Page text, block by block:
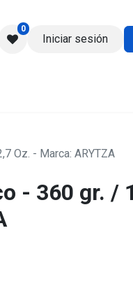
0
Iniciar sesión
Oz. - Marca: ARYTZA
- 360 gr. /